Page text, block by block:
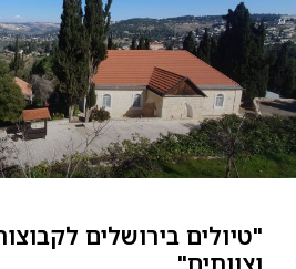
"טיולים בירושלים